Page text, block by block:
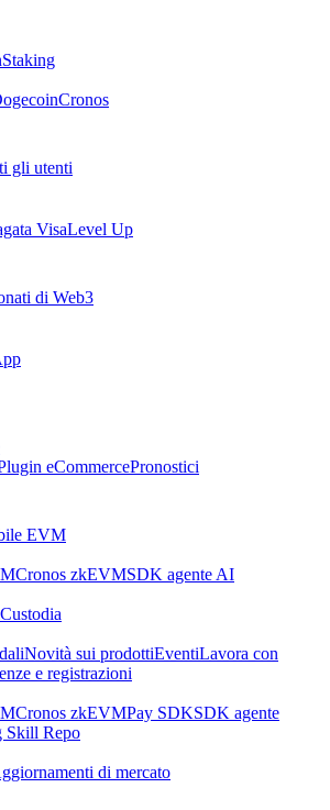
Staking
Cronos
gli utenti
VisaLevel Up
di Web3
eCommercePronostici
EVM
Cronos zkEVMSDK agente AI
Custodia
Novità sui prodottiEventiLavora con
e registrazioni
Cronos zkEVMPay SDKSDK agente
Skill Repo
di mercato